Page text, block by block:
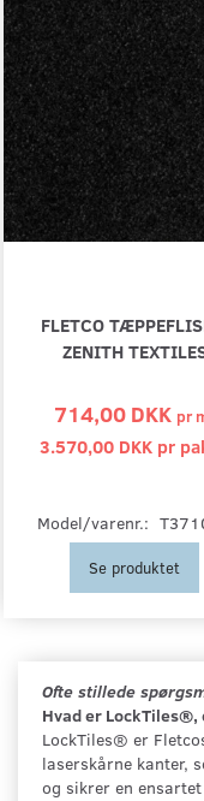
FLETCO
ZENITH
714,00 DKK pr
3.570,00 DKK pr
Model/varenr.:
Se produktet
Ofte stillede
Hvad er
LockTiles® er
laserskårne kanter,
og sikrer en